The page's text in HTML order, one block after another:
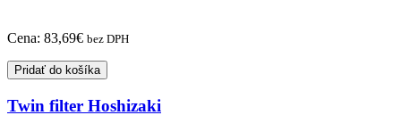
Cena: 83,69€ bez DPH
Pridať do košíka
Twin filter Hoshizaki